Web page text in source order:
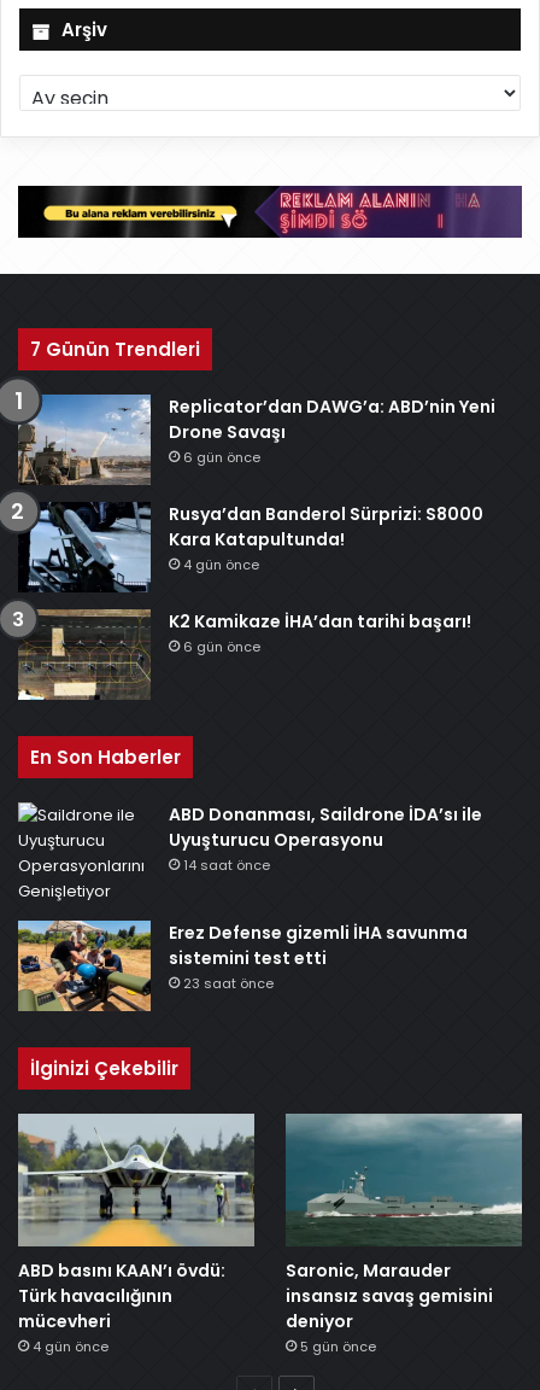
Arşiv
r
ş
v
7 Günün Trendleri
Replicator’dan DAWG’a: ABD’nin Yeni
Drone Savaşı
6 gün önce
Rusya’dan Banderol Sürprizi: S8000
Kara Katapultunda!
4 gün önce
K2 Kamikaze İHA’dan tarihi başarı!
6 gün önce
En Son Haberler
ABD Donanması, Saildrone İDA’sı ile
Uyuşturucu Operasyonu
14 saat önce
Erez Defense gizemli İHA savunma
sistemini test etti
23 saat önce
İlginizi Çekebilir
ABD basını KAAN’ı övdü:
Türk havacılığının
mücevheri
4 gün önce
Saronic, Marauder
insansız savaş gemisini
deniyor
5 gün önce